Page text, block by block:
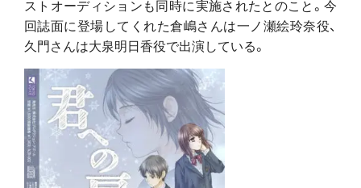
ストオーディションも同時に実施されたとのこと。今
回誌面に登場してくれた倉嶋さんは一ノ瀬絵玲奈役、
久門さんは大泉明日香役で出演している。